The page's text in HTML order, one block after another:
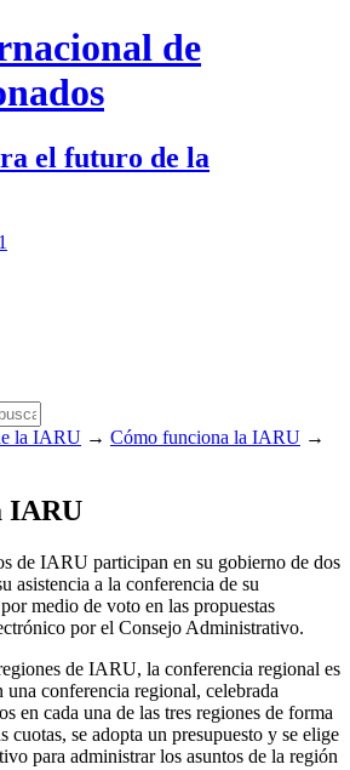
de
el futuro de la
la IARU → Cómo funciona la IARU →
IARU
de IARU participan en su gobierno de dos
asistencia a la conferencia de su
medio de voto en las propuestas
por el Consejo Administrativo.
de IARU, la conferencia regional es
conferencia regional, celebrada
en cada una de las tres regiones de forma
cuotas, se adopta un presupuesto y se elige
para administrar los asuntos de la región